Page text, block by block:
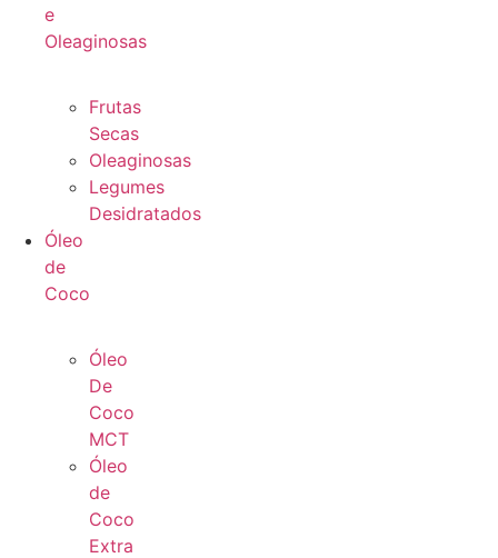
e
Oleaginosas
Frutas
Secas
Oleaginosas
Legumes
Desidratados
Óleo
de
Coco
Óleo
De
Coco
MCT
Óleo
de
Coco
Extra